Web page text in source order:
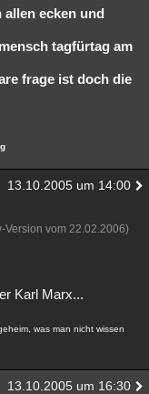
ecken und
tagfürtag am
frage ist doch die
13.10.2005 um 14:00
Version vom 22.02.2006)
Karl Marx...
was man nicht wissen
13.10.2005 um 16:30